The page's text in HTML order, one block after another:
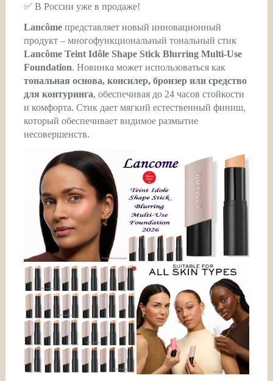
✅ В России уже в продаже!
Lancômeпредставляет новый инновационный
продукт – многофункциональный тональный стик
Lancôme Teint Idôle Shape Stick Blurring Multi-Use
Foundation. Новинка может использоваться как
тональная основа, консилер, бронзер или средство
для контуринга, обеспечивая до 24 часов стойкости
и комфорта. Стик дает мягкий естественный финиш,
который обеспечивает видимое размытие
несовершенств.